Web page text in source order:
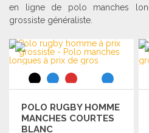
en ligne de polo manches
grossiste généraliste.
POLO RUGBY HOMME
MANCHES COURTES
BLANC